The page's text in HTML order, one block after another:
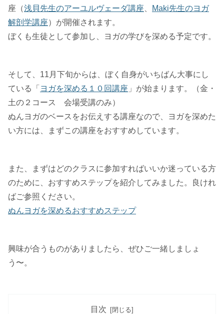
座（浅貝先生のアーユルヴェーダ講座
Maki先生のヨガ
解剖学講座）が開催されます。
ぼくも生徒として参加し、ヨガの学びを深める予定です。
そして、11月下旬からは、ぼく自身がいちばん大事にし
ている「 ヨガを深める１０回講座 」が始まります。（金・
土の２コース 会場受講のみ）
ぬんヨガのベースをお伝えする講座なので、ヨガを深めた
い方には、まずこの講座をおすすめしています。
また、まずはどのクラスに参加すればいいか迷っている方
のために、おすすめステップを紹介してみました。良けれ
ばご参照ください。
ぬんヨガを深めるおすすめステップ
興味が合うものがありましたら、ぜひご一緒しましょ
う〜。
目次